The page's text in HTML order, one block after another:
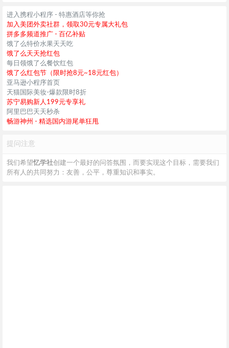
进入携程小程序 - 特惠酒店等你抢
加入美团外卖社群，领取30元专属大礼包
拼多多频道推广 - 百亿补贴
饿了么特价水果天天吃
饿了么天天抢红包
每日领饿了么餐饮红包
饿了么红包节（限时抢8元~18元红包）
亚马逊小程序首页
天猫国际美妆-爆款限时8折
苏宁易购新人199元专享礼
阿里巴巴天天秒杀
畅游神州 - 精选国内游尾单狂甩
提问注意
我们希望忆学社创建一个最好的问答氛围，而要实现这个目标，需要我们
所有人的共同努力：友善，公平，尊重知识和事实。